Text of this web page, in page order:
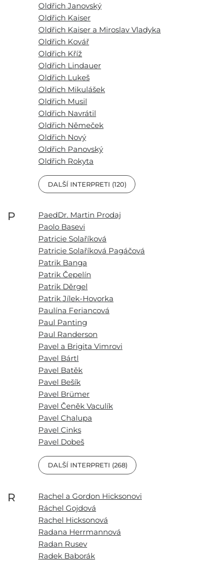
Oldřich Janovský
Oldřich Kaiser
Oldřich Kaiser a Miroslav Vladyka
Oldřich Kovář
Oldřich Kříž
Oldřich Lindauer
Oldřich Lukeš
Oldřich Mikulášek
Oldřich Musil
Oldřich Navrátil
Oldřich Němeček
Oldřich Nový
Oldřich Panovský
Oldřich Rokyta
DALŠÍ INTERPRETI (120)
P
PaedDr. Martin Prodaj
Paolo Basevi
Patricie Solaříková
Patricie Solaříková Pagáčová
Patrik Banga
Patrik Čepelín
Patrik Děrgel
Patrik Jílek-Hovorka
Paulína Feriancová
Paul Panting
Paul Randerson
Pavel a Brigita Vimrovi
Pavel Bártl
Pavel Batěk
Pavel Bešík
Pavel Brümer
Pavel Čeněk Vaculík
Pavel Chalupa
Pavel Cinks
Pavel Dobeš
DALŠÍ INTERPRETI (268)
R
Rachel a Gordon Hicksonovi
Ráchel Gojdová
Rachel Hicksonová
Radana Herrmannová
Radan Rusev
Radek Baborák